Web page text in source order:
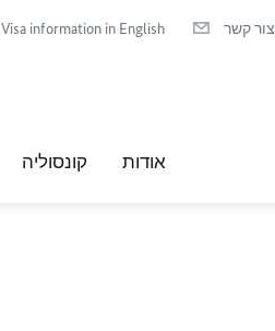
צור קשר Visa information in English
אודות קונסוליה